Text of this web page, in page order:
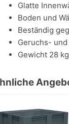
Glatte
Boden und
Beständig
Geruchs-
Gewicht 28 kg